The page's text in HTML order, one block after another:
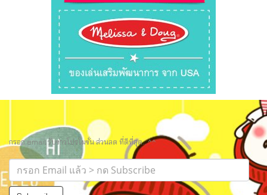
กรอก email รับข่าวโปรโมชั่น ส่วนลด ที่ดีที่สุด.. ^^